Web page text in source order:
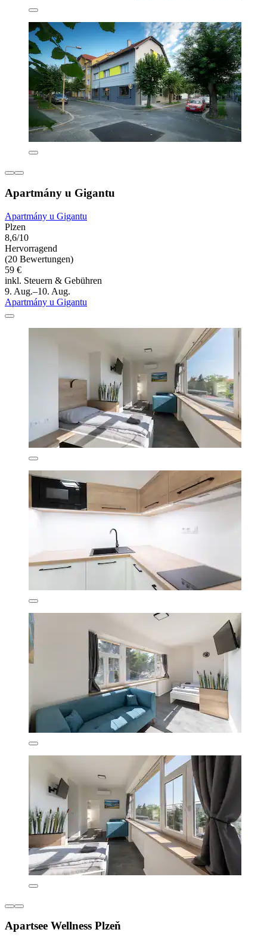
Apartmány u Gigantu
Apartmány u Gigantu
Plzen
8,6/10
Hervorragend
(20 Bewertungen)
59 €
inkl. Steuern & Gebühren
9. Aug.–10. Aug.
Apartmány u Gigantu
Apartsee Wellness Plzeň